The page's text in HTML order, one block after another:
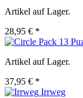
Artikel auf Lager.
28,95 € *
Artikel auf Lager.
37,95 € *
Irrweg